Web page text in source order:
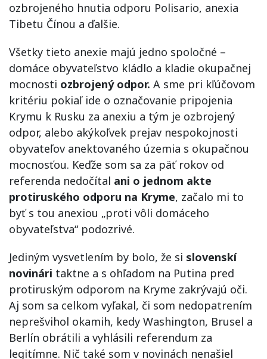
ozbrojeného hnutia odporu Polisario, anexia
Tibetu Čínou a ďalšie.
Všetky tieto anexie majú jedno spoločné –
domáce obyvateľstvo kládlo a kladie okupačnej
mocnosti ozbrojený odpor. A sme pri kľúčovom
kritériu pokiaľ ide o označovanie pripojenia
Krymu k Rusku za anexiu a tým je ozbrojený
odpor, alebo akýkoľvek prejav nespokojnosti
obyvateľov anektovaného územia s okupačnou
mocnosťou. Keďže som sa za päť rokov od
referenda nedočítal ani o jednom akte
protiruského odporu na Kryme, začalo mi to
byť s tou anexiou „proti vôli domáceho
obyvateľstva“ podozrivé.
Jediným vysvetlením by bolo, že si slovenskí
novinári taktne a s ohľadom na Putina pred
protiruským odporom na Kryme zakrývajú oči.
Aj som sa celkom vyľakal, či som nedopatrením
neprešvihol okamih, kedy Washington, Brusel a
Berlín obrátili a vyhlásili referendum za
legitímne. Nič také som v novinách nenašiel